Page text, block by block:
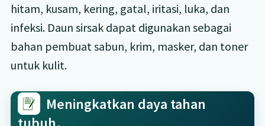
hitam, kusam, kering, gatal, iritasi, luka, dan
infeksi. Daun sirsak dapat digunakan sebagai
bahan pembuat sabun, krim, masker, dan toner
untuk kulit.
Meningkatkan daya tahan